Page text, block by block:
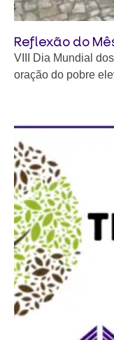
Reflexão do
VIII Dia Mundial
oração do pobre